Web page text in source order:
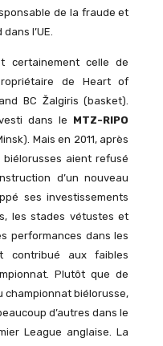
de la fraude et
l’UE.
certainement celle de
de Heart of
BC Žalgiris (basket).
dans le MTZ-RIPO
Mais en 2011, après
aient refusé
d’un nouveau
ses investissements
les stades vétustes et
performances dans les
contribué aux faibles
Plutôt que de
biélorusse,
d’autres dans le
League anglaise. La